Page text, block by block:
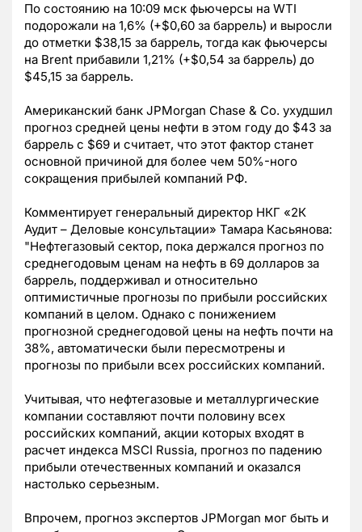
По состоянию на 10:09 мск фьючерсы на WTI
подорожали на 1,6% (+$0,60 за баррель) и выросли
до отметки $38,15 за баррель, тогда как фьючерсы
на Brent прибавили 1,21% (+$0,54 за баррель) до
$45,15 за баррель.
Американский банк JPMorgan Chase & Co. ухудшил
прогноз средней цены нефти в этом году до $43 за
баррель с $69 и считает, что этот фактор станет
основной причиной для более чем 50%-ного
сокращения прибылей компаний РФ.
Комментирует генеральный директор НКГ «2К
Аудит – Деловые консультации» Тамара Касьянова:
"Нефтегазовый сектор, пока держался прогноз по
среднегодовым ценам на нефть в 69 долларов за
баррель, поддерживал и относительно
оптимистичные прогнозы по прибыли российских
компаний в целом. Однако с понижением
прогнозной среднегодовой цены на нефть почти на
38%, автоматически были пересмотрены и
прогнозы по прибыли всех российских компаний.
Учитывая, что нефтегазовые и металлургические
компании составляют почти половину всех
российских компаний, акции которых входят в
расчет индекса MSCI Russia, прогноз по падению
прибыли отечественных компаний и оказался
настолько серьезным.
Впрочем, прогноз экспертов JPMorgan мог быть и